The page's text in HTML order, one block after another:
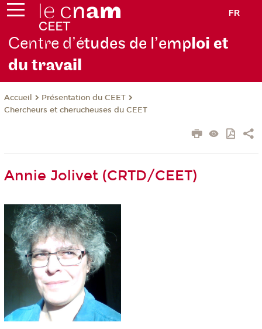
FR
Centre d’études de l’emploi et
du travail
Accueil
Présentation du CEET
Chercheurs et cherucheuses du CEET
Annie Jolivet (CRTD/CEET)